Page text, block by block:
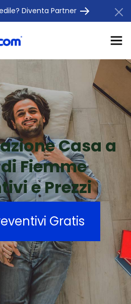
Diventa Partner
Casa a
Fiemme
e Prezzi
Gratis